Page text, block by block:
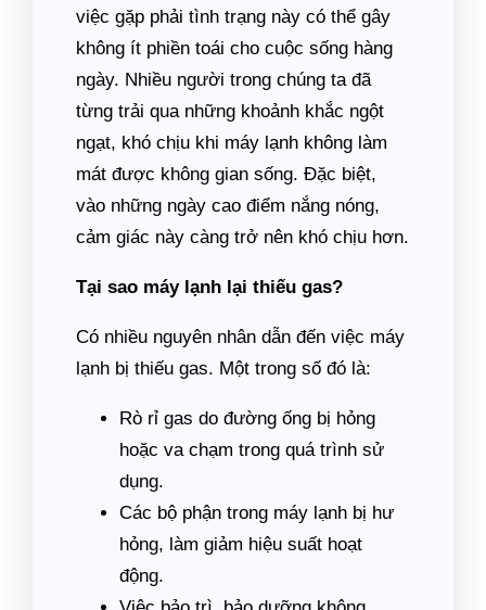
việc gặp phải tình trạng này có thể gây
không ít phiền toái cho cuộc sống hàng
ngày. Nhiều người trong chúng ta đã
từng trải qua những khoảnh khắc ngột
ngạt, khó chịu khi máy lạnh không làm
mát được không gian sống. Đặc biệt,
vào những ngày cao điểm nắng nóng,
cảm giác này càng trở nên khó chịu hơn.
Tại sao máy lạnh lại thiếu gas?
Có nhiều nguyên nhân dẫn đến việc máy
lạnh bị thiếu gas. Một trong số đó là:
Rò rỉ gas do đường ống bị hỏng
hoặc va chạm trong quá trình sử
dụng.
Các bộ phận trong máy lạnh bị hư
hỏng, làm giảm hiệu suất hoạt
động.